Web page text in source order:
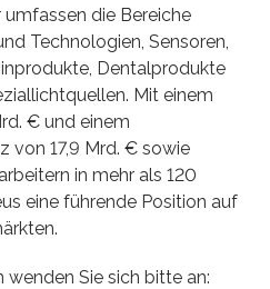
die Bereiche
Technologien, Sensoren,
Dentalprodukte
Mit einem
€ und einem
von 17,9 Mrd. € sowie
in mehr als 120
eine führende Position auf
Sie sich bitte an: